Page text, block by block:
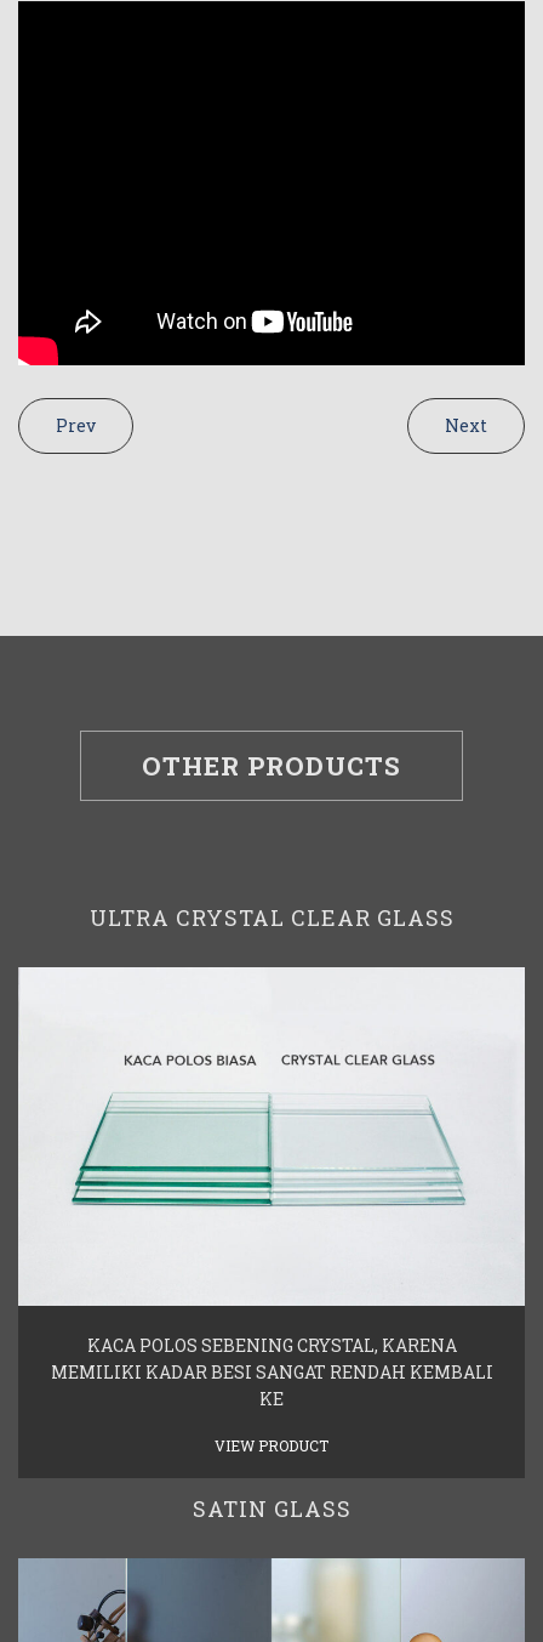
Prev Next
OTHER PRODUCTS
ULTRA CRYSTAL CLEAR GLASS
KACA POLOS SEBENING CRYSTAL, KARENA
MEMILIKI KADAR BESI SANGAT RENDAH KEMBALI
KE
VIEW PRODUCT
SATIN GLASS